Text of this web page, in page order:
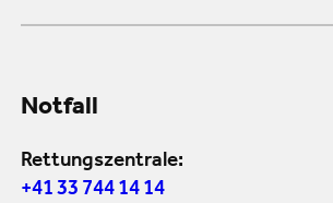
Notfall
Rettungszentrale:
+41 33 744 14 14